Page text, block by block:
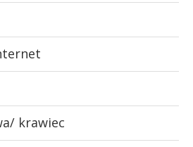
krawiec